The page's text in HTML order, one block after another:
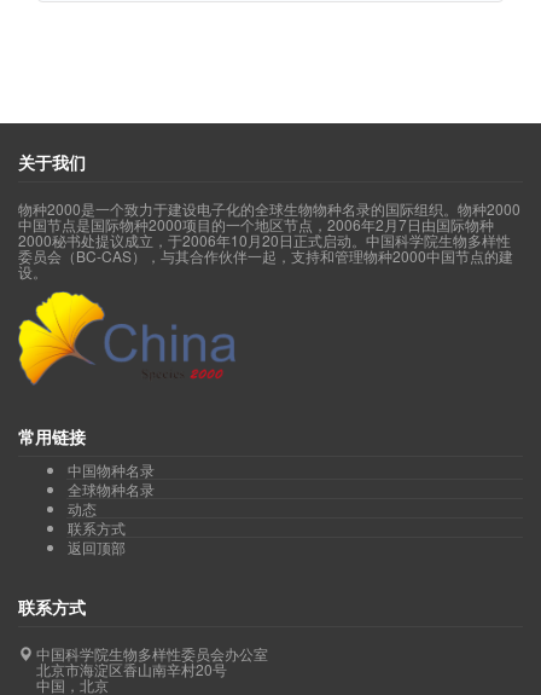
关于我们
物种2000是一个致力于建设电子化的全球生物物种名录的国际组织。物种2000
中国节点是国际物种2000项目的一个地区节点，2006年2月7日由国际物种
2000秘书处提议成立，于2006年10月20日正式启动。中国科学院生物多样性
委员会（BC-CAS），与其合作伙伴一起，支持和管理物种2000中国节点的建
设。
常用链接
中国物种名录
全球物种名录
动态
联系方式
返回顶部
联系方式
中国科学院生物多样性委员会办公室
北京市海淀区香山南辛村20号
中国，北京